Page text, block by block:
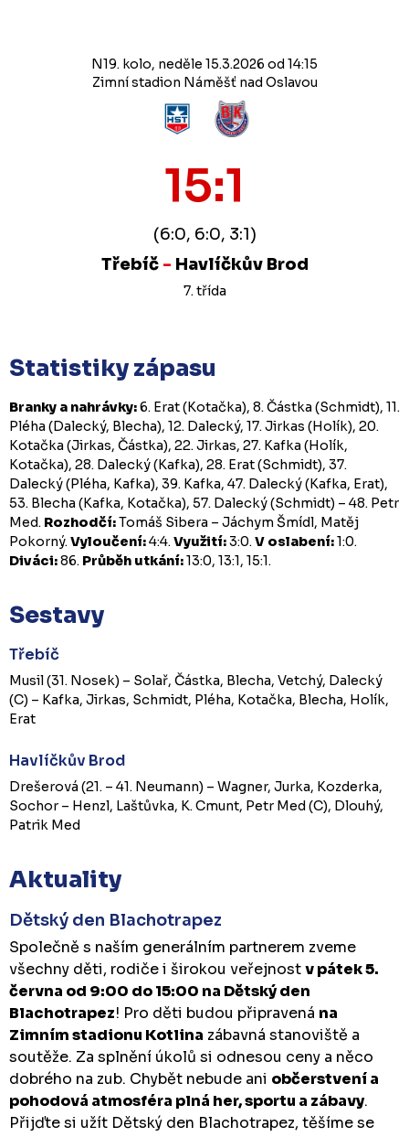
N19. kolo, neděle 15.3.2026 od 14:15
Zimní stadion Náměšť nad Oslavou
15:1
(6:0, 6:0, 3:1)
Třebíč - Havlíčkův Brod
7. třída
Statistiky zápasu
Branky a nahrávky:6. Erat (Kotačka), 8. Částka (Schmidt), 11.
Pléha (Dalecký, Blecha), 12. Dalecký, 17. Jirkas (Holík), 20.
Kotačka (Jirkas, Částka), 22. Jirkas, 27. Kafka (Holík,
Kotačka), 28. Dalecký (Kafka), 28. Erat (Schmidt), 37.
Dalecký (Pléha, Kafka), 39. Kafka, 47. Dalecký (Kafka, Erat),
53. Blecha (Kafka, Kotačka), 57. Dalecký (Schmidt) – 48. Petr
Med. Rozhodčí:Tomáš Sibera – Jáchym Šmídl, Matěj
Pokorný.Vyloučení:4:4.Využití:3:0.V oslabení:1:0.
Diváci:86. Průběh utkání:13:0, 13:1, 15:1.
Sestavy
Třebíč
Musil (31. Nosek) – Solař, Částka, Blecha, Vetchý, Dalecký
(C) – Kafka, Jirkas, Schmidt, Pléha, Kotačka, Blecha, Holík,
Erat
Havlíčkův Brod
Drešerová (21. – 41. Neumann) – Wagner, Jurka, Kozderka,
Sochor – Henzl, Laštůvka, K. Cmunt, Petr Med (C), Dlouhý,
Patrik Med
Aktuality
Dětský den Blachotrapez
Společně s naším generálním partnerem zveme
všechny děti, rodiče i širokou veřejnostv pátek 5.
června od 9:00 do 15:00 na Dětský den
Blachotrapez! Pro děti budou připravená na
Zimním stadionu Kotlina zábavná stanoviště a
soutěže. Za splnění úkolů si odnesou ceny a něco
dobrého na zub. Chybět nebude ani občerstvení a
pohodová atmosféra plná her, sportu a zábavy.
Přijďte si užít Dětský den Blachotrapez, těšíme se